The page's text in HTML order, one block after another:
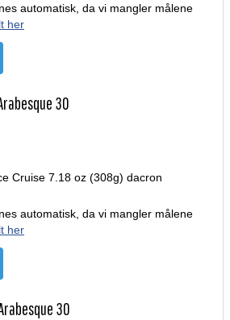
automatisk, da vi mangler målene
her
30
Cruise 7.18 oz (308g) dacron
automatisk, da vi mangler målene
her
30